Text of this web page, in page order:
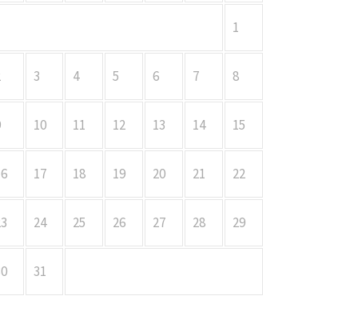
1
3 4 5 6 7 8
10 11 12 13 14 15
17 18 19 20 21 22
24 25 26 27 28 29
31